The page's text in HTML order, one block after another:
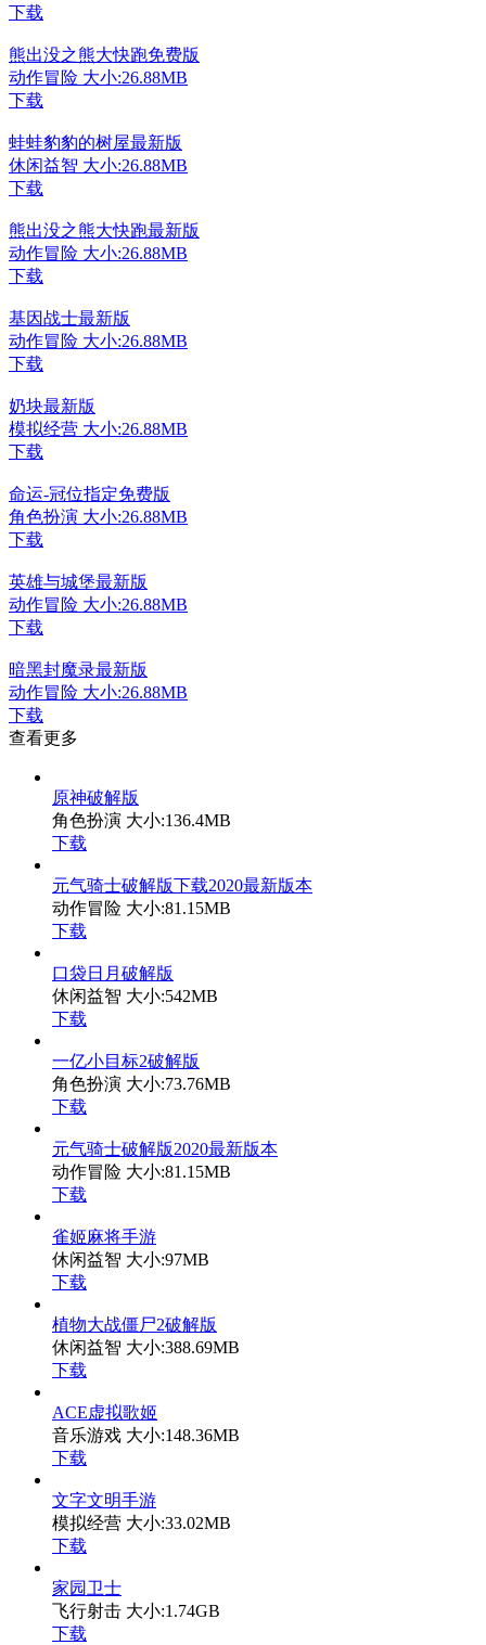
下载
熊出没之熊大快跑免费版
动作冒险 大小:26.88MB
下载
蛙蛙豹豹的树屋最新版
休闲益智 大小:26.88MB
下载
熊出没之熊大快跑最新版
动作冒险 大小:26.88MB
下载
基因战士最新版
动作冒险 大小:26.88MB
下载
奶块最新版
模拟经营 大小:26.88MB
下载
命运-冠位指定免费版
角色扮演 大小:26.88MB
下载
英雄与城堡最新版
动作冒险 大小:26.88MB
下载
暗黑封魔录最新版
动作冒险 大小:26.88MB
下载
查看更多
原神破解版
角色扮演 大小:136.4MB
下载
元气骑士破解版下载2020最新版本
动作冒险 大小:81.15MB
下载
口袋日月破解版
休闲益智 大小:542MB
下载
一亿小目标2破解版
角色扮演 大小:73.76MB
下载
元气骑士破解版2020最新版本
动作冒险 大小:81.15MB
下载
雀姬麻将手游
休闲益智 大小:97MB
下载
植物大战僵尸2破解版
休闲益智 大小:388.69MB
下载
ACE虚拟歌姬
音乐游戏 大小:148.36MB
下载
文字文明手游
模拟经营 大小:33.02MB
下载
家园卫士
飞行射击 大小:1.74GB
下载